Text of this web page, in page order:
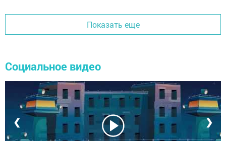
Показать еще
Социальное видео
❮ ❯